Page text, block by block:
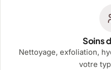
Soins
Nettoyage, exfoliation,
votre